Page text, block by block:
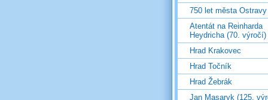
750 let města Ostravy
Atentát na Reinharda
Heydricha (70. výročí)
Hrad Krakovec
Hrad Točník
Hrad Žebrák
Jan Masaryk (125.